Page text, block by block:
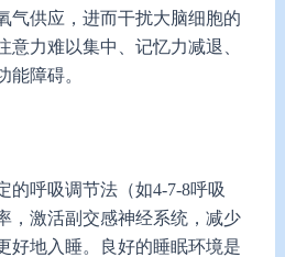
气供应，进而干扰大脑细胞的
意力难以集中、记忆力减退、
能障碍。
的呼吸调节法（如4-7-8呼吸
，激活副交感神经系统，减少
好地入睡。良好的睡眠环境是